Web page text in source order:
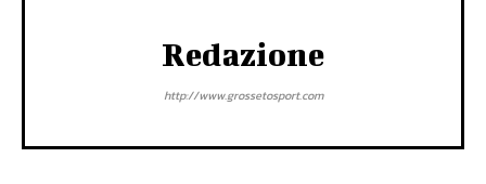
Redazione
http://www.grossetosport.com